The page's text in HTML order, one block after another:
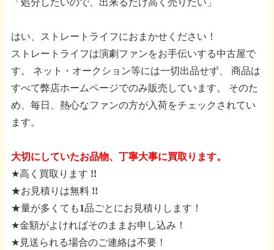
「処分したいので、出来るだけ高く売りたい」
はい、ストレートライフにおまかせください！
ストレートライフは演劇ファンをお手伝いする中古屋で
す。
ネット・オークション等には一切出品せず、
商品は
すべて弊店ホームページでのみ販売しています。
そのた
め、毎日、熱心なファンの方が入荷をチェックされてい
ます。
大切にしていたお品物、丁寧大事に買取ります。
★高く買取ります !!
★お見積りは無料 !!
★量が多くても1品ごとにお見積りします！
★金額がよければそのままお申し込み！
★見送られる場合のご連絡は不要！